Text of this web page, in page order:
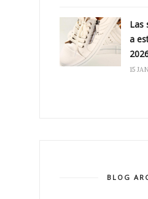
Las
a
15
BLOG